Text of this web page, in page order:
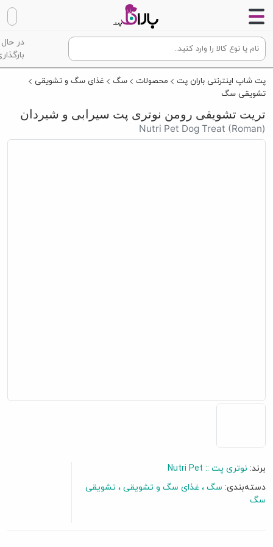
در حال
پت شاپ اینترنتی باران پت محصولات سگ
غذای سگ و تشویقی
تشویقی سگ
تریت تشویقی رومن نوتری پت سیرابی و شیردان
Nutri Pet Dog Treat (Roman)
برند: نوتری پت :: Nutri Pet
دسته‌بندی: سگ غذای سگ و تشویقی
تشویقی
سگ